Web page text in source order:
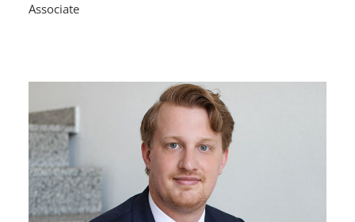
Associate